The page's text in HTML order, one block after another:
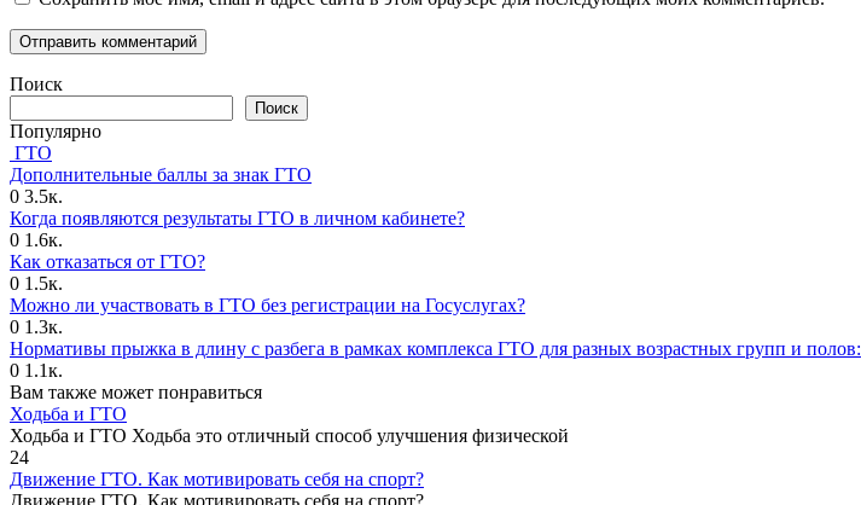
Поиск
Поиск
Популярно
ГТО
Дополнительные баллы за знак ГТО
0 3.5к.
Когда появляются результаты ГТО в личном кабинете?
0 1.6к.
Как отказаться от ГТО?
0 1.5к.
Можно ли участвовать в ГТО без регистрации на Госуслугах?
0 1.3к.
Нормативы прыжка в длину с разбега в рамках комплекса ГТО для разных возрастных групп и полов:
0 1.1к.
Вам также может понравиться
Ходьба и ГТО
Ходьба и ГТО Ходьба это отличный способ улучшения физической
24
Движение ГТО. Как мотивировать себя на спорт?️
Движение ГТО. Как мотивировать себя на спорт?